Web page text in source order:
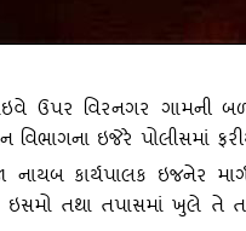
ઉપર વિરનગર ગામની
ઇજેરે પોલીસમાં
કાર્યપાલક ઇજનેર
ઇસમો તથા તપાસમાં ખુલે તે